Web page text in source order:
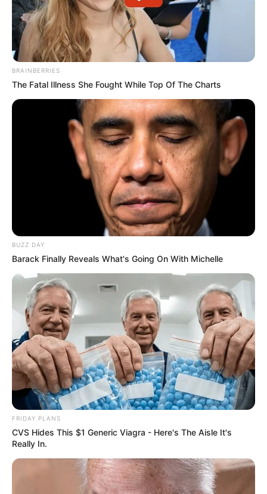
BRAINBERRIES
The Fatal Illness She Fought While Top Of The Charts
BUZZ DAY
Barack Finally Reveals What's Going On With Michelle
FRIDAY PLANS
CVS Hides This $1 Generic Viagra - Here's The Aisle It's
Really In.